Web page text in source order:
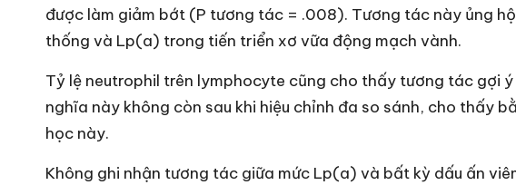
được làm giảm bớt (P tương tác = .008). Tương tác này ủng
thống và Lp(a) trong tiến triển xơ vữa động mạch vành.
Tỷ lệ neutrophil trên lymphocyte cũng cho thấy tương tác gợi
nghĩa này không còn sau khi hiệu chỉnh đa so sánh, cho thấy
học này.
Không ghi nhận tương tác giữa mức Lp(a) và bất kỳ dấu ấn